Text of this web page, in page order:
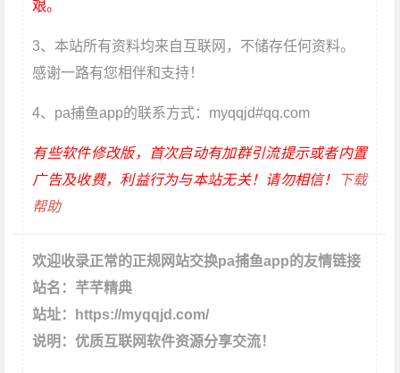
艰。
3、本站所有资料均来自互联网，不储存任何资料。
感谢一路有您相伴和支持！
4、pa捕鱼app的联系方式：myqqjd#qq.com
有些软件修改版，首次启动有加群引流提示或者内置
广告及收费，利益行为与本站无关！请勿相信！
下载
帮助
欢迎收录正常的正规网站交换pa捕鱼app的友情链接
站名：芊芊精典
站址：https://myqqjd.com/
说明：优质互联网软件资源分享交流！